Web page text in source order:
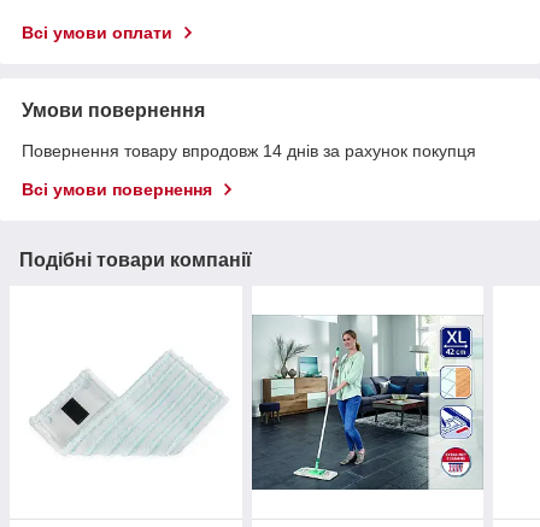
Всі умови оплати
Умови повернення
Повернення товару впродовж 14 днів за рахунок покупця
Всі умови повернення
Подібні товари компанії